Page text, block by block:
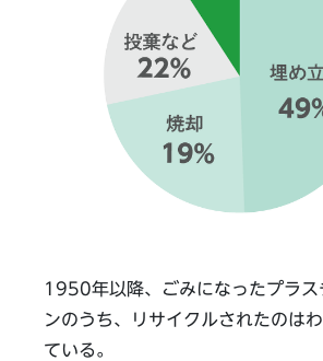
1950年以降、ごみになったプラ
ンのうち、リサイクルされたのは
ている。